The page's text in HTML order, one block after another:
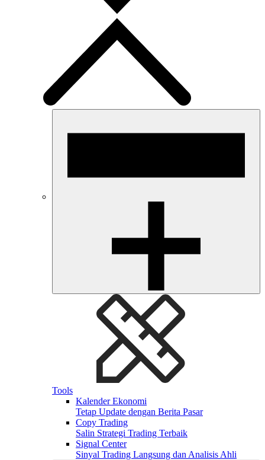
Tools
Kalender Ekonomi
Tetap Update dengan Berita Pasar
Copy Trading
Salin Strategi Trading Terbaik
Signal Center
Sinyal Trading Langsung dan Analisis Ahli